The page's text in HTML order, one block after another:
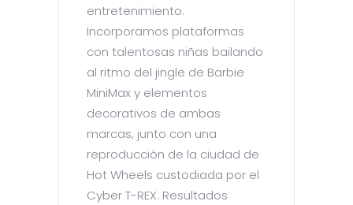
entretenimiento.
Incorporamos plataformas
con talentosas niñas bailando
al ritmo del jingle de Barbie
MiniMax y elementos
decorativos de ambas
marcas, junto con una
reproducción de la ciudad de
Hot Wheels custodiada por el
Cyber T-REX. Resultados